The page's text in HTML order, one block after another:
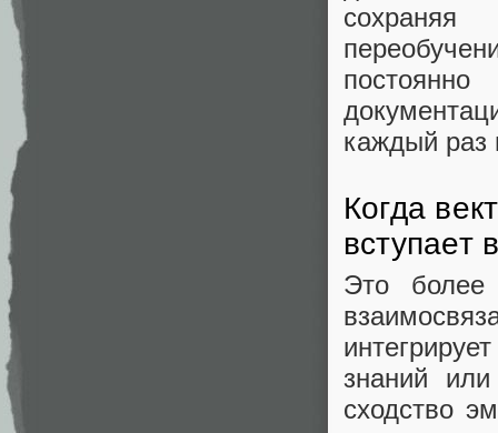
каждый раз
Когда
вступает
Это более
знаний
сходство